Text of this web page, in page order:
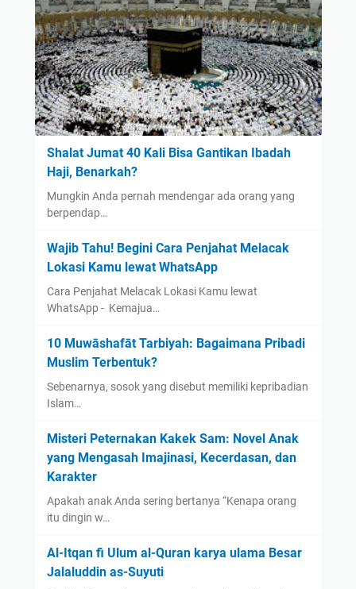
Shalat Jumat 40 Kali Bisa Gantikan Ibadah
Haji, Benarkah?
Mungkin Anda pernah mendengar ada orang yang
berpendap…
Wajib Tahu! Begini Cara Penjahat Melacak
Lokasi Kamu lewat WhatsApp
Cara Penjahat Melacak Lokasi Kamu lewat
WhatsApp - Kemajua…
10 Muwāshafāt Tarbiyah: Bagaimana Pribadi
Muslim Terbentuk?
Sebenarnya, sosok yang disebut memiliki kepribadian
Islam…
Misteri Peternakan Kakek Sam: Novel Anak
yang Mengasah Imajinasi, Kecerdasan, dan
Karakter
Apakah anak Anda sering bertanya “Kenapa orang
itu dingin w…
Al-Itqan fi Ulum al-Quran karya ulama Besar
Jalaluddin as-Suyuti